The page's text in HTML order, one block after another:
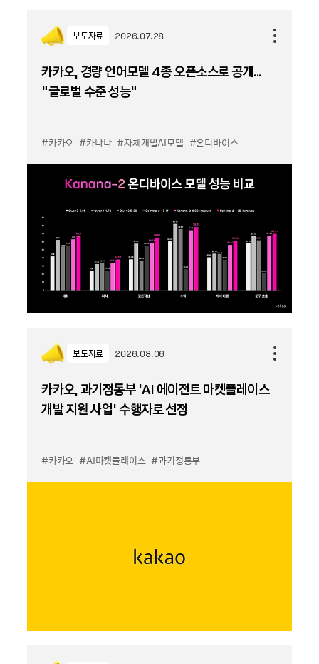
보도자료 2026.07.28
카카오, 경량 언어모델 4종 오픈소스로 공개...
“글로벌 수준 성능”
#카카오 #카나나 #자체개발AI모델 #온디바이스
보도자료 2026.08.06
카카오, 과기정통부 ‘AI 에이전트 마켓플레이스
개발 지원 사업’ 수행자로 선정
#카카오 #AI마켓플레이스 #과기정통부